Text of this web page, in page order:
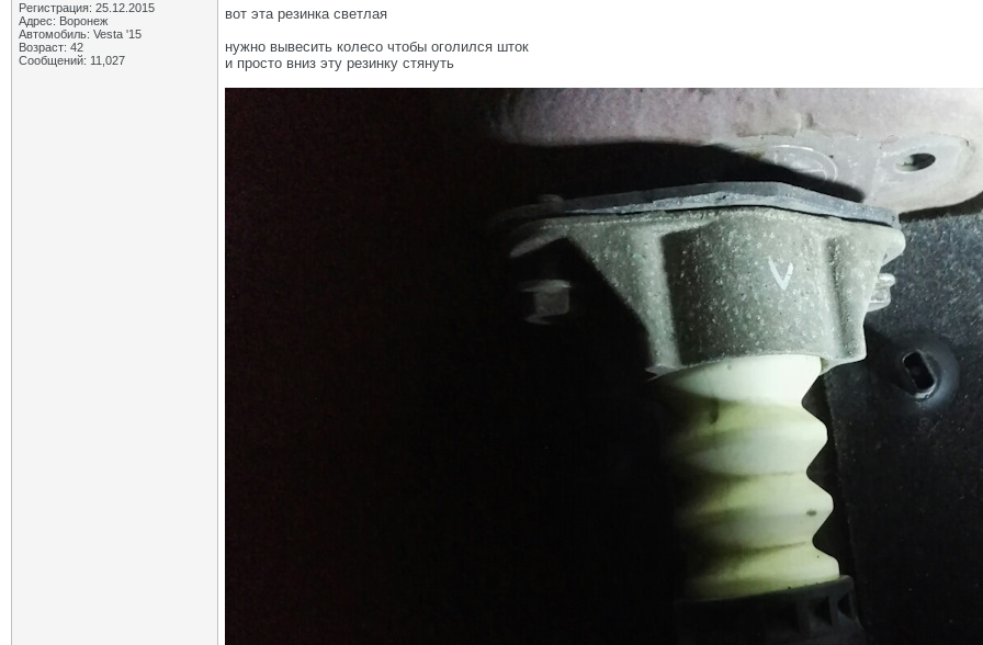
Регистрация: 25.12.2015
Адрес: Воронеж
Автомобиль: Vesta '15
Возраст: 42
Сообщений: 11,027
вот эта резинка светлая
нужно вывесить колесо чтобы оголился шток
и просто вниз эту резинку стянуть